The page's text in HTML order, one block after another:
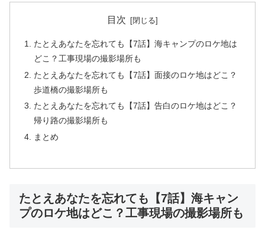
目次
たとえあなたを忘れても【7話】海キャンプのロケ地は
どこ？工事現場の撮影場所も
たとえあなたを忘れても【7話】面接のロケ地はどこ？
歩道橋の撮影場所も
たとえあなたを忘れても【7話】告白のロケ地はどこ？
帰り路の撮影場所も
まとめ
たとえあなたを忘れても【7話】海キャン
プのロケ地はどこ？工事現場の撮影場所も